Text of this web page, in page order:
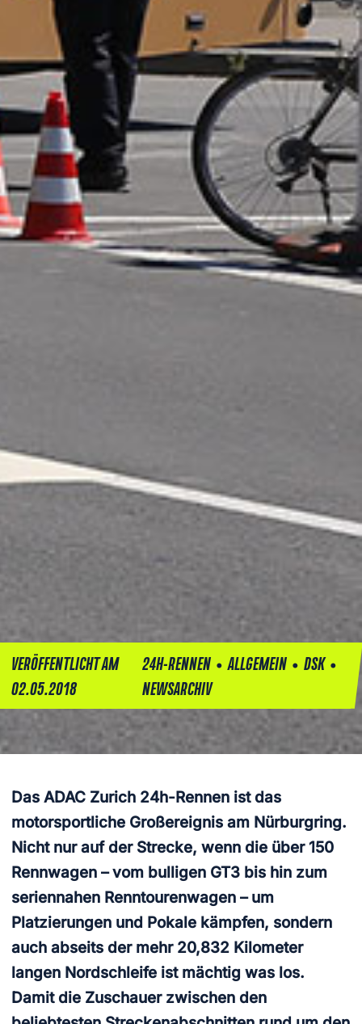
VERÖFFENTLICHT AM
02.05.2018
24H-RENNEN•ALLGEMEIN• DSK•
NEWSARCHIV
Das ADAC Zurich 24h-Rennen ist das
motorsportliche Großereignis am Nürburgring.
Nicht nur auf der Strecke, wenn die über 150
Rennwagen – vom bulligen GT3 bis hin zum
seriennahen Renntourenwagen – um
Platzierungen und Pokale kämpfen, sondern
auch abseits der mehr 20,832 Kilometer
langen Nordschleife ist mächtig was los.
Damit die Zuschauer zwischen den